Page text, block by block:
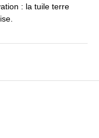
: la tuile terre